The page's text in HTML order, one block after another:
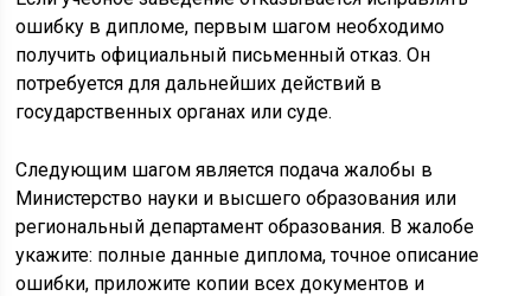
ошибку в дипломе, первым шагом необходимо
получить официальный письменный отказ. Он
потребуется для дальнейших действий в
государственных органах или суде.
Следующим шагом является подача жалобы в
Министерство науки и высшего образования или
региональный департамент образования. В жалобе
укажите: полные данные диплома, точное описание
ошибки, приложите копии всех документов и